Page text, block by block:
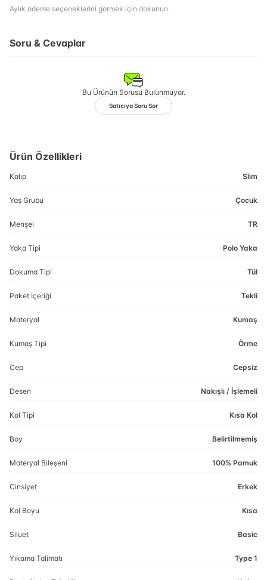
Aylık ödeme seçeneklerini görmek için dokunun.
Soru & Cevaplar
Bu Ürünün Sorusu Bulunmuyor.
Satıcıya Soru Sor
Ürün Özellikleri
Kalıp Slim
Yaş Grubu Çocuk
Menşei TR
Yaka Tipi Polo Yaka
Dokuma Tipi Tül
Paket İçeriği Tekli
Materyal Kumaş
Kumaş Tipi Örme
Cep Cepsiz
Desen Nakışlı / İşlemeli
Kol Tipi Kısa Kol
Boy Belirtilmemiş
Materyal Bileşeni 100% Pamuk
Cinsiyet Erkek
Kol Boyu Kısa
Siluet Basic
Yıkama Talimatı Type 1